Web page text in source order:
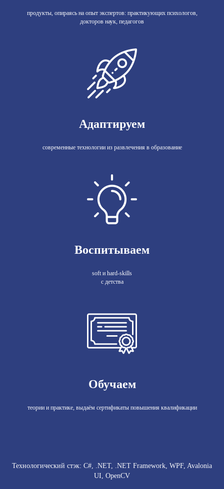
продукты, опираясь на опыт экспертов: практикующих психологов,
докторов наук, педагогов
Адаптируем
современные технологии из развлечения в образование
Воспитываем
soft и hard-skills
с детства
Обучаем
теории и практике, выдаём сертификаты повышения квалификации
Технологический стэк: C#, .NET, .NET Framework, WPF, Avalonia
UI, OpenCV